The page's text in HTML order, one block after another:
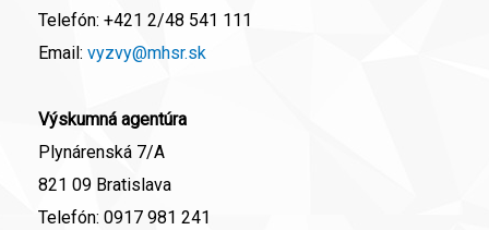
Telefón: +421 2/48 541 111
Email: vyzvy@mhsr.sk
Výskumná agentúra
Plynárenská 7/A
821 09 Bratislava
Telefón: 0917 981 241